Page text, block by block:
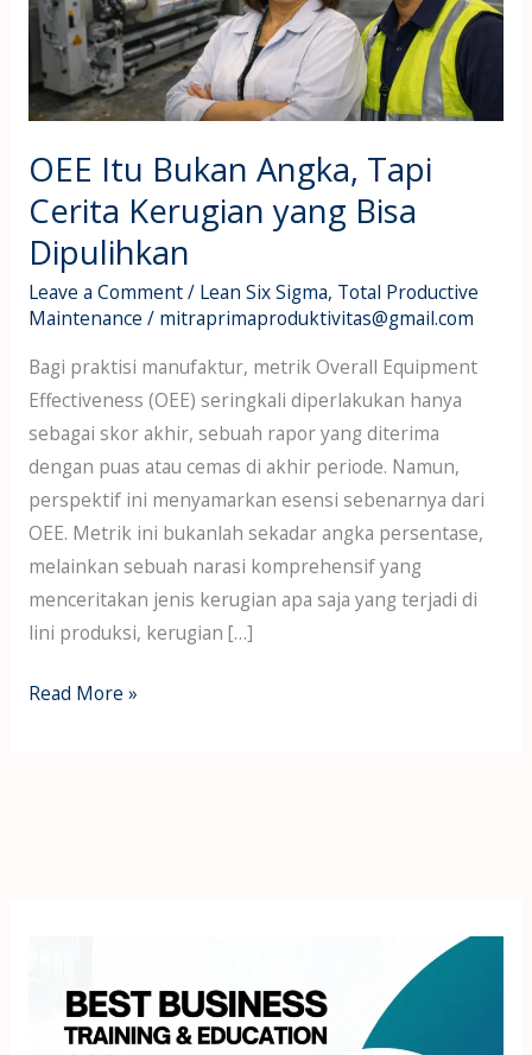
OEE Itu Bukan Angka, Tapi
Cerita Kerugian yang Bisa
Dipulihkan
Leave a Comment/ Lean Six Sigma, Total Productive
Maintenance / mitraprimaproduktivitas@gmail.com
Bagi praktisi manufaktur, metrik Overall Equipment
Effectiveness (OEE) seringkali diperlakukan hanya
sebagai skor akhir, sebuah rapor yang diterima
dengan puas atau cemas di akhir periode. Namun,
perspektif ini menyamarkan esensi sebenarnya dari
OEE. Metrik ini bukanlah sekadar angka persentase,
melainkan sebuah narasi komprehensif yang
menceritakan jenis kerugian apa saja yang terjadi di
lini produksi, kerugian […]
Kerugian
yang
Bisa
Dipulihkan
Read More »